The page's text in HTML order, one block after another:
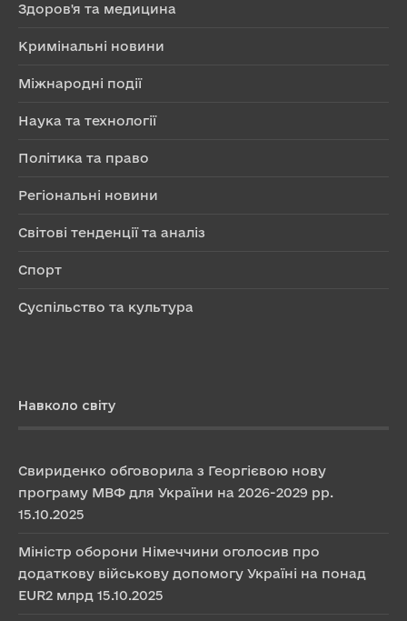
Здоров'я та медицина
Кримінальні новини
Міжнародні події
Наука та технології
Політика та право
Регіональні новини
Світові тенденції та аналіз
Спорт
Суспільство та культура
Навколо світу
Свириденко обговорила з Георгієвою нову
програму МВФ для України на 2026-2029 рр.
15.10.2025
Міністр оборони Німеччини оголосив про
додаткову військову допомогу Україні на понад
EUR2 млрд 15.10.2025